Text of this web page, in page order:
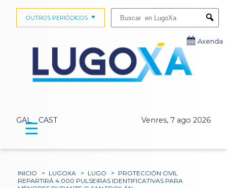
GAL CAST Venres, 7 ago 2026
OUTROS PERIÓDICOS
Axenda
☰
INICIO > LUGOXA > LUGO > PROTECCIÓN CIVIL
REPARTIRÁ 4.000 PULSEIRAS IDENTIFICATIVAS PARA